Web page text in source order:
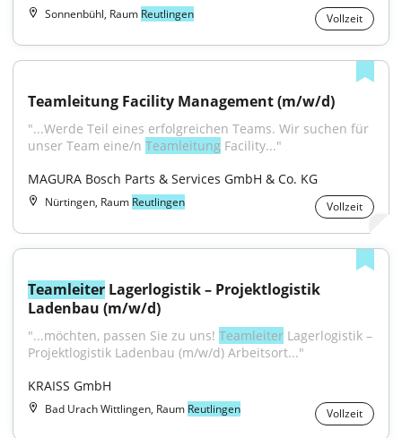
Sonnenbühl, Raum Reutlingen Vollzeit
Teamleitung Facility Management (m/w/d)
"...Werde Teil eines erfolgreichen Teams. Wir suchen für
unser Team eine/n Teamleitung Facility..."
MAGURA Bosch Parts & Services GmbH & Co. KG
Nürtingen, Raum Reutlingen Vollzeit
Teamleiter Lagerlogistik – Projektlogistik
Ladenbau (m/w/d)
"...möchten, passen Sie zu uns! Teamleiter Lagerlogistik –
Projektlogistik Ladenbau (m⁠/⁠w⁠/⁠d) Arbeitsort..."
KRAISS GmbH
Bad Urach Wittlingen, Raum Reutlingen Vollzeit